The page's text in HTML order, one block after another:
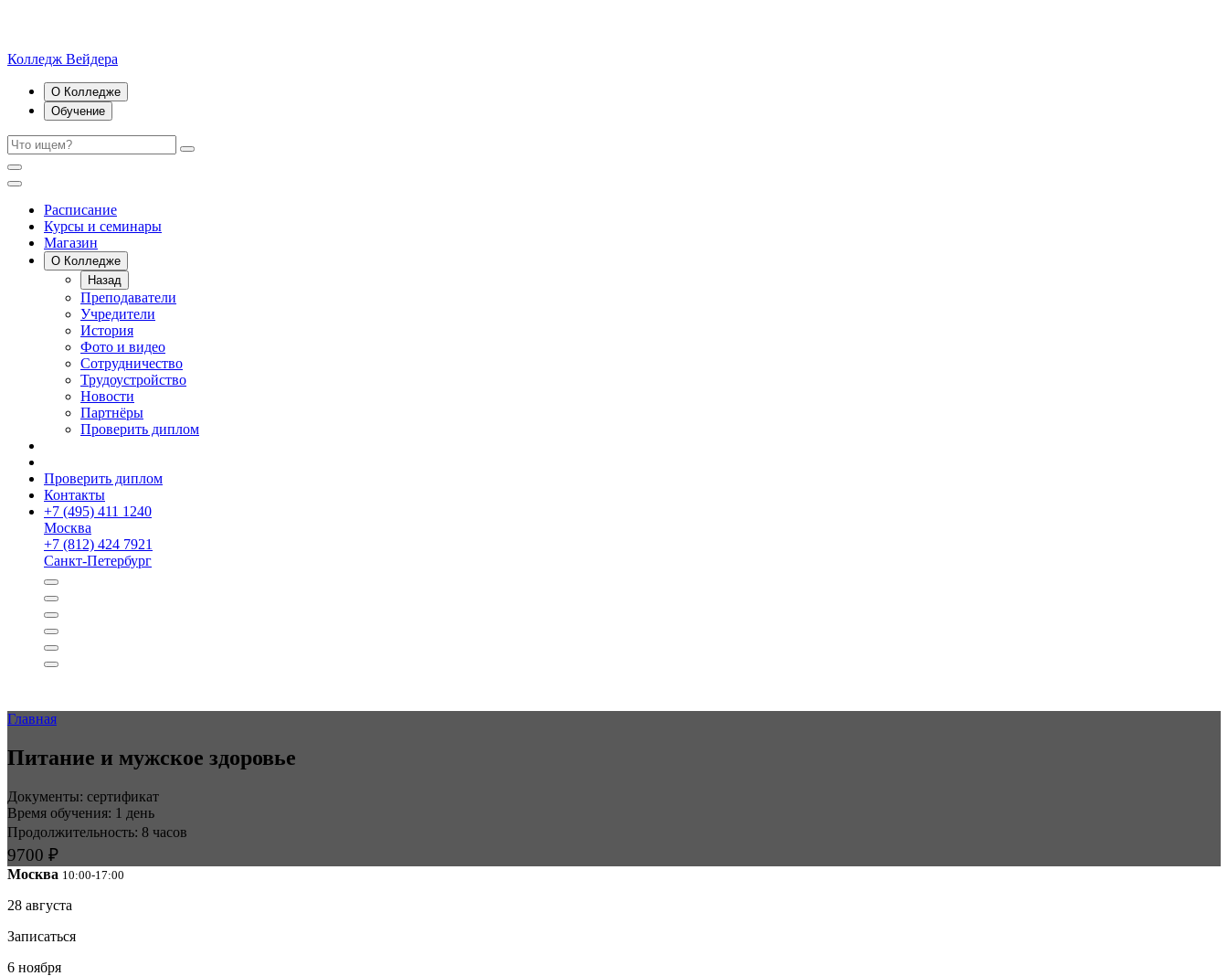
Колледж Вейдера
О Колледже
Обучение
Расписание
Курсы и семинары
Магазин
О Колледже
Назад
Преподаватели
Учредители
История
Фото и видео
Сотрудничество
Трудоустройство
Новости
Партнёры
Проверить диплом
Проверить диплом
Контакты
+7 (495) 411 1240
Москва
+7 (812) 424 7921
Санкт-Петербург
Главная
Питание и мужское здоровье
Документы: сертификат
Время обучения: 1 день
Продолжительность: 8 часов
9700 ₽
Москва 10:00-17:00
28 августа
Записаться
6 ноября